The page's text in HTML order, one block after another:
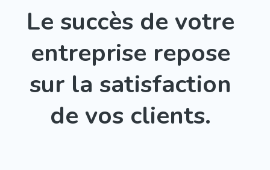
Le succès de votre
entreprise repose
sur la satisfaction
de vos clients.